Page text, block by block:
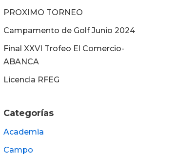
PROXIMO TORNEO
Campamento de Golf Junio 2024
Final XXVI Trofeo El Comercio-
ABANCA
Licencia RFEG
Categorías
Academia
Campo